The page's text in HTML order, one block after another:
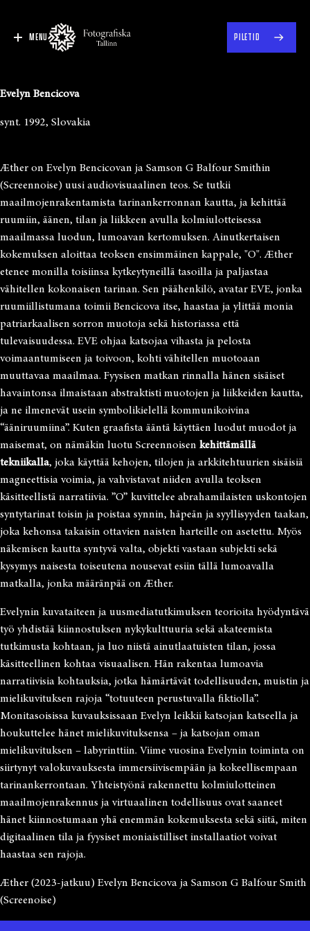
MENU PILETID
Evelyn Bencicova
synt. 1992, Slovakia
Æther on Evelyn Bencicovan ja Samson G Balfour Smithin
(Screennoise) uusi audiovisuaalinen teos. Se tutkii
maailmojenrakentamista tarinankerronnan kautta, ja kehittää
ruumiin, äänen, tilan ja liikkeen avulla kolmiulotteisessa
maailmassa luodun, lumoavan kertomuksen. Ainutkertaisen
kokemuksen aloittaa teoksen ensimmäinen kappale, "O". Æther
etenee monilla toisiinsa kytkeytyneillä tasoilla ja paljastaa
vähitellen kokonaisen tarinan. Sen päähenkilö, avatar EVE, jonka
ruumiillistumana toimii Bencicova itse, haastaa ja ylittää monia
patriarkaalisen sorron muotoja sekä historiassa että
tulevaisuudessa. EVE ohjaa katsojaa vihasta ja pelosta
voimaantumiseen ja toivoon, kohti vähitellen muotoaan
muuttavaa maailmaa. Fyysisen matkan rinnalla hänen sisäiset
havaintonsa ilmaistaan abstraktisti muotojen ja liikkeiden kautta,
ja ne ilmenevät usein symbolikielellä kommunikoivina
“ääniruumiina”. Kuten graafista ääntä käyttäen luodut muodot ja
maisemat, on nämäkin luotu Screennoisen kehittämällä
tekniikalla, joka käyttää kehojen, tilojen ja arkkitehtuurien sisäisiä
magneettisia voimia, ja vahvistavat niiden avulla teoksen
käsitteellistä narratiivia. ”O” kuvittelee abrahamilaisten uskontojen
syntytarinat toisin ja poistaa synnin, häpeän ja syyllisyyden taakan,
joka kehonsa takaisin ottavien naisten harteille on asetettu. Myös
näkemisen kautta syntyvä valta, objekti vastaan subjekti sekä
kysymys naisesta toiseutena nousevat esiin tällä lumoavalla
matkalla, jonka määränpää on Æther.
Evelynin kuvataiteen ja uusmediatutkimuksen teorioita hyödyntävä
työ yhdistää kiinnostuksen nykykulttuuria sekä akateemista
tutkimusta kohtaan, ja luo niistä ainutlaatuisten tilan, jossa
käsitteellinen kohtaa visuaalisen. Hän rakentaa lumoavia
narratiivisia kohtauksia, jotka hämärtävät todellisuuden, muistin ja
mielikuvituksen rajoja “totuuteen perustuvalla fiktiolla”.
Monitasoisissa kuvauksissaan Evelyn leikkii katsojan katseella ja
houkuttelee hänet mielikuvituksensa – ja katsojan oman
mielikuvituksen – labyrinttiin. Viime vuosina Evelynin toiminta on
siirtynyt valokuvauksesta immersiivisempään ja kokeellisempaan
tarinankerrontaan. Yhteistyönä rakennettu kolmiulotteinen
maailmojenrakennus ja virtuaalinen todellisuus ovat saaneet
hänet kiinnostumaan yhä enemmän kokemuksesta sekä siitä, miten
digitaalinen tila ja fyysiset moniaistilliset installaatiot voivat
haastaa sen rajoja.
Æther (2023-jatkuu) Evelyn Bencicova ja Samson G Balfour Smith
(Screenoise)